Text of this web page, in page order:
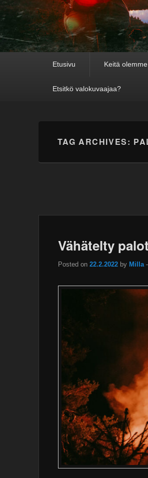
Etusivu Keitä
Etsitkö valokuvaajaa?
TAG ARCHIVES:
Vähätelty
Posted on 22.2.2022 by Milla